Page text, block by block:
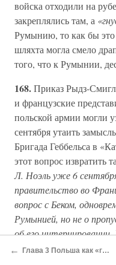
войска отходили на
закреплялись там, а
Румынию, то как бы это
шляхта могла смело
того, что к Румынии,
168.Приказ Рыдз-
и французские
польской армии могли
сентября утаить
Бригада Геббельса в
этот вопрос извратить
Л. Ноэль уже 6
правительство во
вопрос с Беком,
Румынией, но не о
об его
свой кандидат в
← Глава 3 Польша как «гиена поля боя»